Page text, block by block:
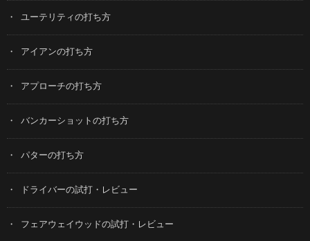
ユーテリティの打ち方
アイアンの打ち方
アプローチの打ち方
バンカーショットの打ち方
パターの打ち方
ドライバーの試打・レビュー
フェアウェイウッドの試打・レビュー